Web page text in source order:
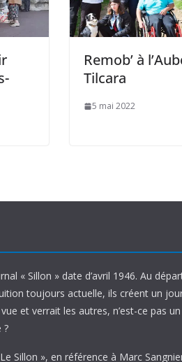
Remob’ à
Tilcara
5 mai 2022
« Sillon » date d’avril 1946. Au
toujours actuelle, ils créent un
et verrait les autres, n’est-ce pas un
?
Sillon », en référence à Marc